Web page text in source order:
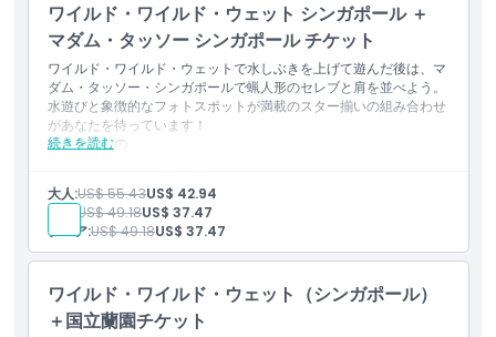
ワイルド・ワイルド・ウェット シンガポール ＋
マダム・タッソー シンガポール チケット
ワイルド・ワイルド・ウェットで水しぶきを上げて遊んだ後は、マ
ダム・タッソー・シンガポールで蝋人形のセレブと肩を並べよう。
水遊びと象徴的なフォトスポットが満載のスター揃いの組み合わせ
があなたを待っています！
続きを読む
含まれるもの
ルで蝋人形スターとセルフィーを撮影
家族向けの水遊びとセレブとのフォトスポットが絶妙に組み合
わさった完璧な組み合わせ
大人:US$ 55.43US$ 42.94
子供: US$ 49.18US$ 37.47
シニア:US$ 49.18US$ 37.47
ワイルド・ワイルド・ウェット（シンガポール）
＋国立蘭園チケット